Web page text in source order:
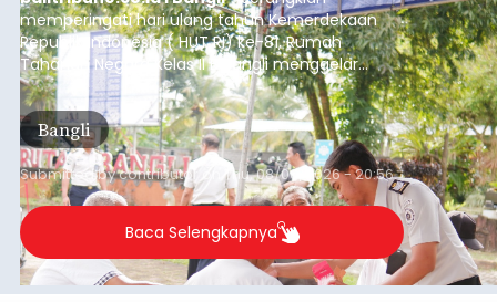
memperingati hari ulang tahun Kemerdekaan
Republik Indonesia ( HUT RI) ke-81, Rumah
Tahanan Negara Kelas II B Bangli menggelar
kegiatan pemeriksaan kesehatan gratis, Rabu
(6/8/2026).
Bangli
Submitted bycontributor Thu, 08/06/2026 - 20:56
Baca Selengkapnya